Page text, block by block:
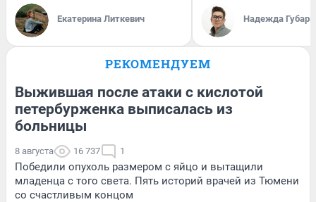
Екатерина Литкевич Надежда Губарь
РЕКОМЕНДУЕМ
Выжившая после атаки с кислотой
петербурженка выписалась из
больницы
8 августа 16 737 1
Победили опухоль размером с яйцо и вытащили
младенца с того света. Пять историй врачей из Тюмени
со счастливым концом